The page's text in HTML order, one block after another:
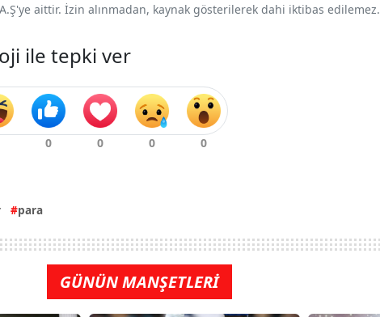
aittir. İzin alınmadan, kaynak gösterilerek dahi iktibas edilemez.
ile tepki ver
para
GÜNÜN MANŞETLERİ